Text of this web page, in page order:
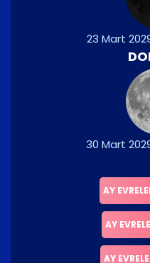
23 Mart
30 Mart
AY
AY
AY